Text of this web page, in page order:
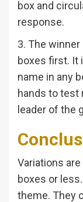
box and
response.
3. The
boxes first. It
name in any
hands to test
leader of the
Variations
boxes or
theme. They